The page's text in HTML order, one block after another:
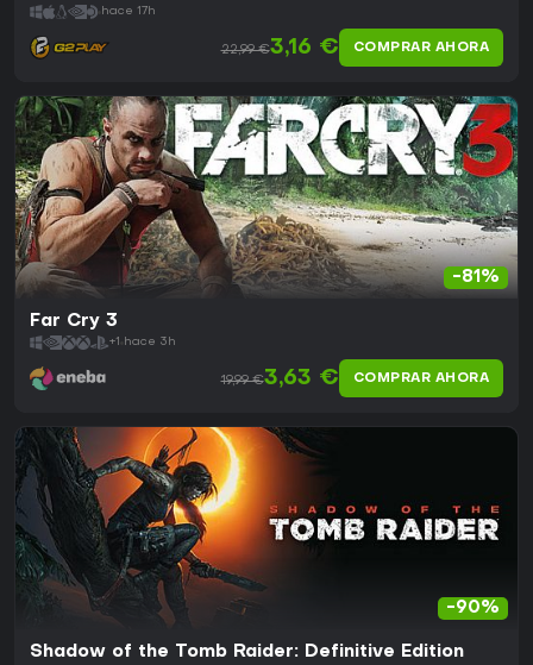
hace 17h
22,99 €3,16 € COMPRAR AHORA
-81%
Far Cry 3
+1 hace 3h
19,99 €3,63 € COMPRAR AHORA
-90%
Shadow of the Tomb Raider: Definitive Edition